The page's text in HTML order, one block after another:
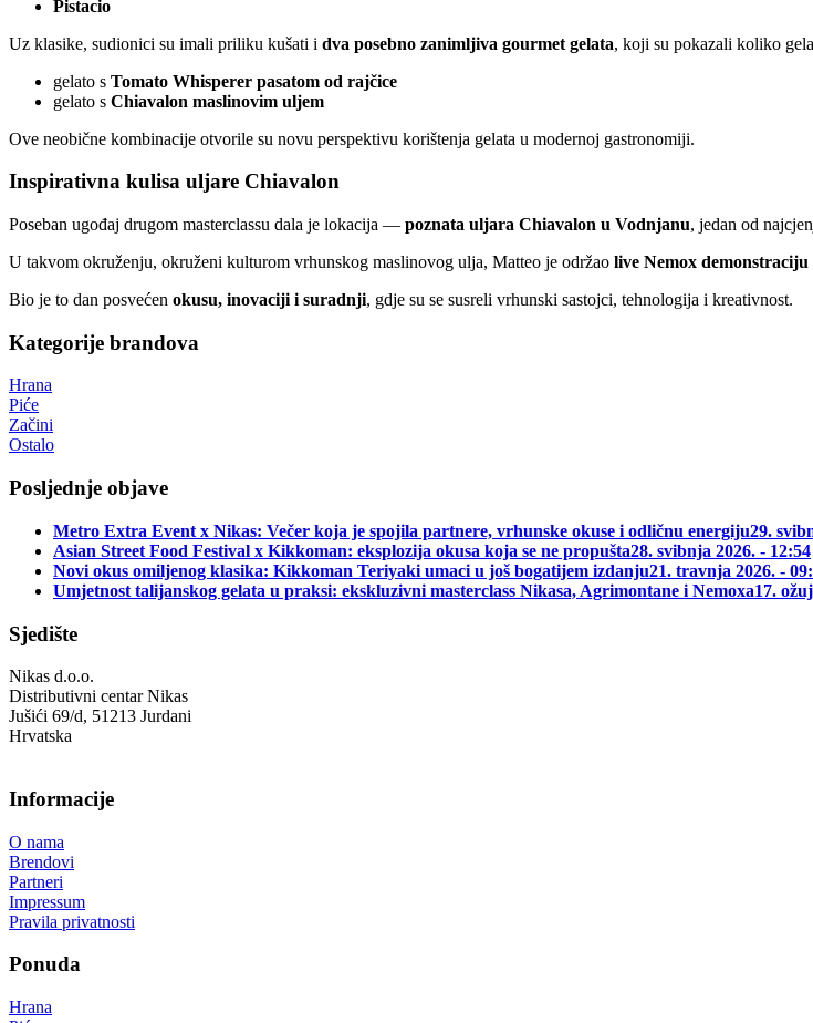
Pistacio
Uz klasike, sudionici su imali priliku kušati i dva posebno zanimljiva gourmet gelata, koji su pokazali koliko
gelato s Tomato Whisperer pasatom od rajčice
gelato s Chiavalon maslinovim uljem
Ove neobične kombinacije otvorile su novu perspektivu korištenja gelata u modernoj gastronomiji.
Inspirativna kulisa uljare Chiavalon
Poseban ugođaj drugom masterclassu dala je lokacija — poznata uljara Chiavalon u Vodnjanu, jedan od
U takvom okruženju, okruženi kulturom vrhunskog maslinovog ulja, Matteo je održao live Nemox demonstraciju
Bio je to dan posvećen okusu, inovaciji i suradnji, gdje su se susreli vrhunski sastojci, tehnologija i kreativnost.
Kategorije brandova
Hrana
Piće
Začini
Ostalo
Posljednje objave
Metro Extra Event x Nikas: Večer koja je spojila partnere, vrhunske okuse i odličnu energiju29.
Asian Street Food Festival x Kikkoman: eksplozija okusa koja se ne propušta28. svibnja 2026. - 12:54
Novi okus omiljenog klasika: Kikkoman Teriyaki umaci u još bogatijem izdanju21. travnja 2026. -
Umjetnost talijanskog gelata u praksi: ekskluzivni masterclass Nikasa, Agrimontane i Nemoxa17.
Sjedište
Nikas d.o.o.
Distributivni centar Nikas
Jušići 69/d, 51213 Jurdani
Hrvatska
Informacije
O nama
Brendovi
Partneri
Impressum
Pravila privatnosti
Ponuda
Hrana